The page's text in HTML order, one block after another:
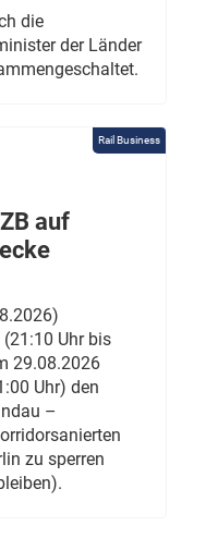
die
der Länder
Rail Business
auf
Uhr bis
29.08.2026
Uhr) den
–
zu sperren